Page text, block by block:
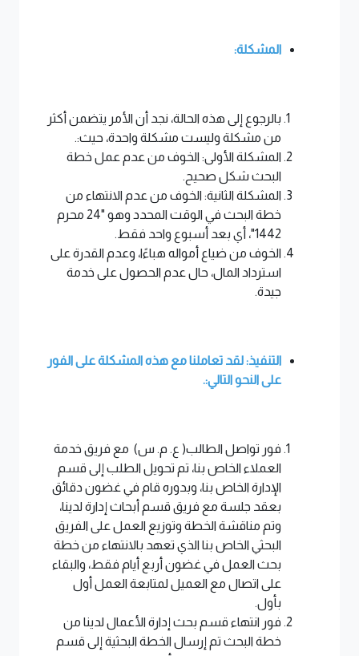
المشكلة:
بالرجوع إلى هذه الحالة، نجد أن الأمر يتضمن أكثر
من مشكلة وليست مشكلة واحدة، حيث:.
المشكلة الأولى: الخوف من عدم عمل خطة
البحث شكل صحيح.
المشكلة الثانية: الخوف من عدم الانتهاء من
خطة البحث في الوقت المحدد وهو "24 محرم
1442"، أي بعد أسبوع واحد فقط.
الخوف من ضياع أمواله هباءًا، وعدم القدرة على
استرداد المال، حال عدم الحصول على خدمة
جيدة.
التنفيذ: لقد تعاملنا مع هذه المشكلة على الفور
على النحو التالي:.
فور تواصل الطالب( ع. م. س) مع فريق خدمة
العملاء الخاص بنا، تم تحويل الطلب إلى قسم
الإدارة الخاص بنا، وبدوره قام في غضون دقائق
بعقد جلسة مع فريق قسم أبحاث إدارة لدينا،
وتم مناقشة الخطة وتوزيع العمل على الفريق
البحثي الخاص بنا الذي تعهد بالانتهاء من خطة
بحث العمل في غضون أربع أيام فقط، والبقاء
على اتصال مع العميل لمتابعة العمل أول
بأول.
فور انتهاء قسم بحث إدارة الأعمال لدينا من
خطة البحث تم إرسال الخطة البحثية إلى قسم